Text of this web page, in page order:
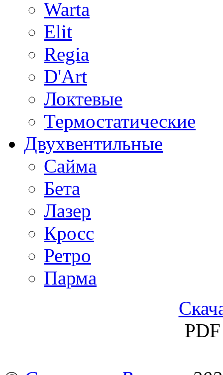
Warta
Elit
Regia
D'Art
Локтевые
Термостатические
Двухвентильные
Сайма
Бета
Лазер
Кросс
Ретро
Парма